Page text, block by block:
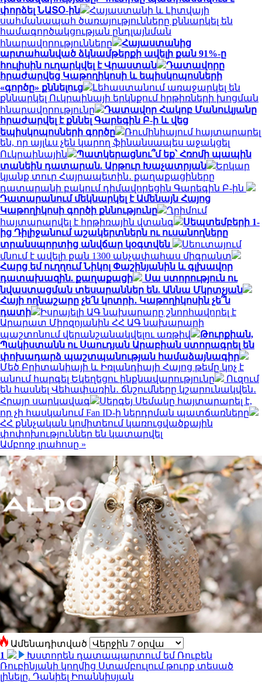
փորձել ՆԱՏՕ-ին
Հայաստանի և Լիտվայի
սահմանապահ ծառայությունները քննարկել են
համագործակցության ընդլայնման
հնարավորությունները
Հայաստանից
արտահանված ձկնամթերքի ավելի քան 91%-ը
հուլիսին ուղարկվել է Վրաստան
Դատավորը
հրաժարվեց Կաթողիկոսի և եպիսկոպոսների
«գործը» քննելուց
Լեհաստանում առաջարկել են
քննարկել Ուկրաինայի երկնքում հրթիռների խոցման
հնարավորությունը
Դատավոր Հակոբ Մանուկյանը
հրաժարվել է քննել Գարեգին Բ-ի և վեց
եպիսկոպոսների գործը
Ռումինիայում հայտարարել
են, որ այլևս չեն կարող ֆինանսապես աջակցել
Ուկրաինային
Պատկերացնու՞մ եք՝ Հռոմի պապին
տանեին դատարան. Արթուր Խաչատրյան
Երկար
կյանք տուր Հայրապետին․ քաղաքացիները
դատարանի բակում դիմավորեցին Գարեգին Բ-ին
Դատարանում մեկնարկել է Ամենայն Հայոց
Կաթողիկոսի գործի քննությունը
Ղրիմում
հայտարարվել է հրթիռային վտանգ
Սեպտեմբերի 1-
ից Դիլիջանում աշակերտներն ու ուսանողները
տրանսպորտից անվճար կօգտվեն
Սեուտայում
մնում է ավելի քան 1300 անչափահաս միգրանտ
Հարց եմ ուղղում Նիկոլ Փաշինյանին և գլխավոր
դատախազին. քաղաքացի
Սա ստորություն ու
նվաստացման տեսարաններ են. Աննա Մկրտչյան
Հայի ողնաշարը չե՛ն կոտրի․ Կաթողիկոսին չե՞ն
դատի
Իսրայելի ԱԳ նախարարը շնորհավորել է
Արարատ Միրզոյանին ՀՀ ԱԳ նախարարի
պաշտոնում վերանշանակվելու առթիվ
Թուրքիան,
Պակիստանն ու Սաուդյան Արաբիան ստորագրել են
փոխադարձ պաշտպանության համաձայնագիր
Մեծ Բրիտանիայի և Իռլանդիայի Հայոց թեմը կոչ է
անում հարգել Եկեղեցու ինքնավարությունը
Ուզում
են հասնել Վեհափառին․ ճնշումները կշարունակվեն․
Հրայր սարկավագ
Սերգեյ Սեմակը հայտարարել է,
որ չի հասկանում Fan ID-ի ներդրման պատճառները
ՀՀ քննչական կոմիտեում կառուցվածքային
փոփոխություններ են կատարվել
Ամբողջ լրահոսը »
Ամենադիտված
1
Խստորեն դատապարտում եմ Ռուբեն
Ռուբինյանի կողմից Ստամբուլում թուրք տեսած
լինելը. Դանիել Իոաննիսյան